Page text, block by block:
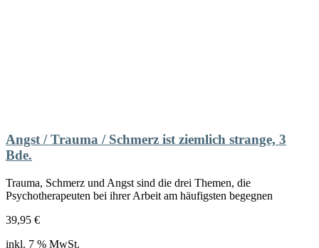
Angst / Trauma / Schmerz ist ziemlich strange, 3
Bde.
Trauma, Schmerz und Angst sind die drei Themen, die
Psychotherapeuten bei ihrer Arbeit am häufigsten begegnen
39,95 €
inkl. 7 % MwSt.